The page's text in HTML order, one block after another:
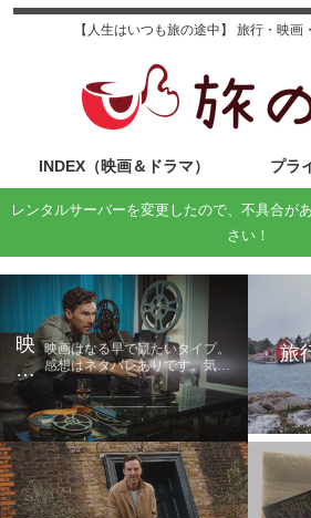
【人生はいつも旅の途中】 旅行・映画
INDEX（映画＆ドラマ）
レンタルサーバーを変更したので、不具合が
さい！
映
画
の
旅
映画はなる早で観たいタイプ。
感想はネタバレありです。気に
なる方は鑑賞後に読んでくださ
い。
旅